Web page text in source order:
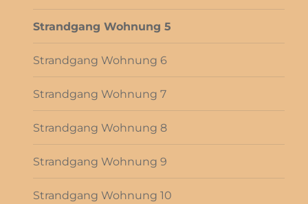
Strandgang Wohnung 5
Strandgang Wohnung 6
Strandgang Wohnung 7
Strandgang Wohnung 8
Strandgang Wohnung 9
Strandgang Wohnung 10